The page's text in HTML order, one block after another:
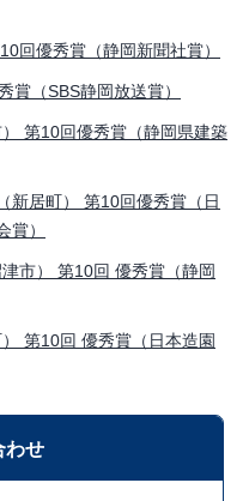
回優秀賞（静岡新聞社賞）
賞（SBS静岡放送賞）
第10回優秀賞（静岡県建築
新居町） 第10回優秀賞（日
賞）
市） 第10回 優秀賞（静岡
第10回 優秀賞（日本造園
わせ